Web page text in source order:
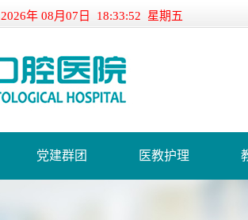
2026年 08月07日 18:33:52 星期五
党建群团 医教护理